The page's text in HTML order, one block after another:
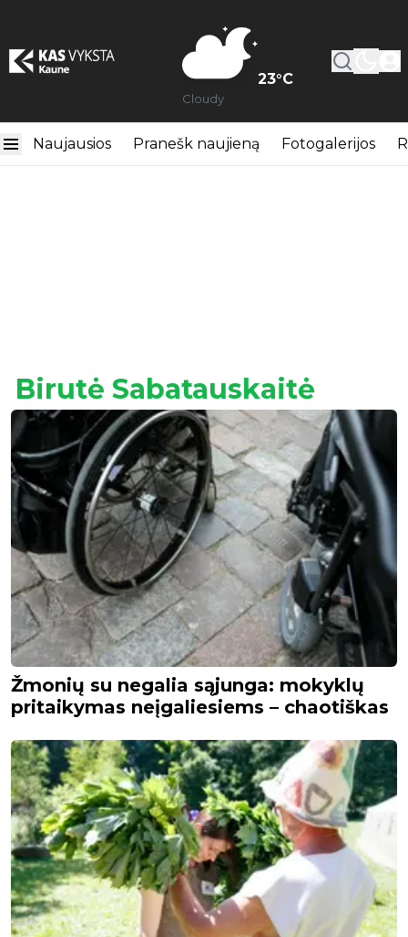
23°C
Cloudy
Naujausios Pranešk naujieną Fotogalerijos
Birutė Sabatauskaitė
Žmonių su negalia sąjunga: mokyklų
pritaikymas neįgaliesiems – chaotiškas